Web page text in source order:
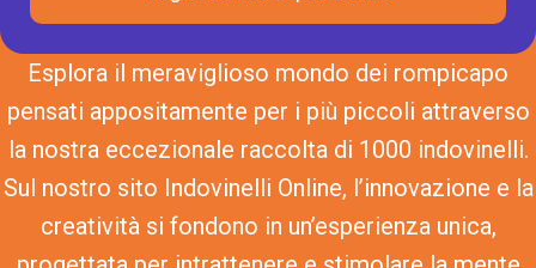
Esplora il meraviglioso mondo dei rompicapo
pensati appositamente per i più piccoli attraverso
la nostra eccezionale raccolta di 1000 indovinelli.
Sul nostro sito Indovinelli Online, l’innovazione e la
creatività si fondono in un’esperienza unica,